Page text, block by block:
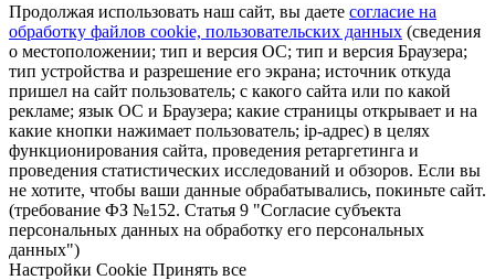
Продолжая использовать наш сайт, вы даете согласие на
обработку файлов cookie, пользовательских данных (сведения
о местоположении; тип и версия ОС; тип и версия Браузера;
тип устройства и разрешение его экрана; источник откуда
пришел на сайт пользователь; с какого сайта или по какой
рекламе; язык ОС и Браузера; какие страницы открывает и на
какие кнопки нажимает пользователь; ip-адрес) в целях
функционирования сайта, проведения ретаргетинга и
проведения статистических исследований и обзоров. Если вы
не хотите, чтобы ваши данные обрабатывались, покиньте сайт.
(требование ФЗ №152. Статья 9 "Согласие субъекта
персональных данных на обработку его персональных
данных")
Настройки Cookie Принять все